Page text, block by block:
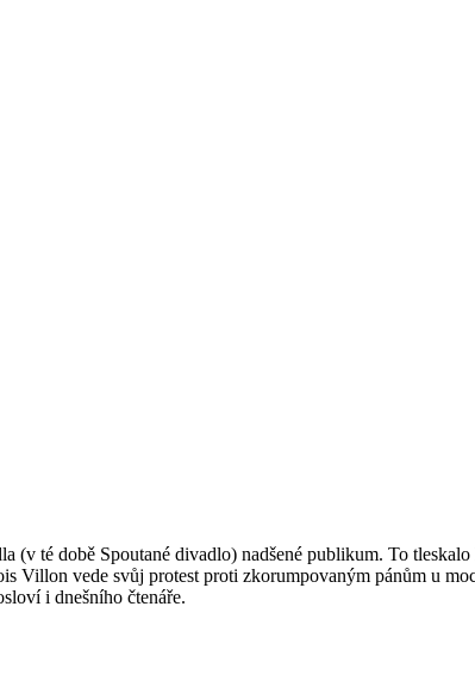
té době Spoutané divadlo) nadšené publikum. To
Villon vede svůj protest proti zkorumpovaným pánům u
i dnešního čtenáře.